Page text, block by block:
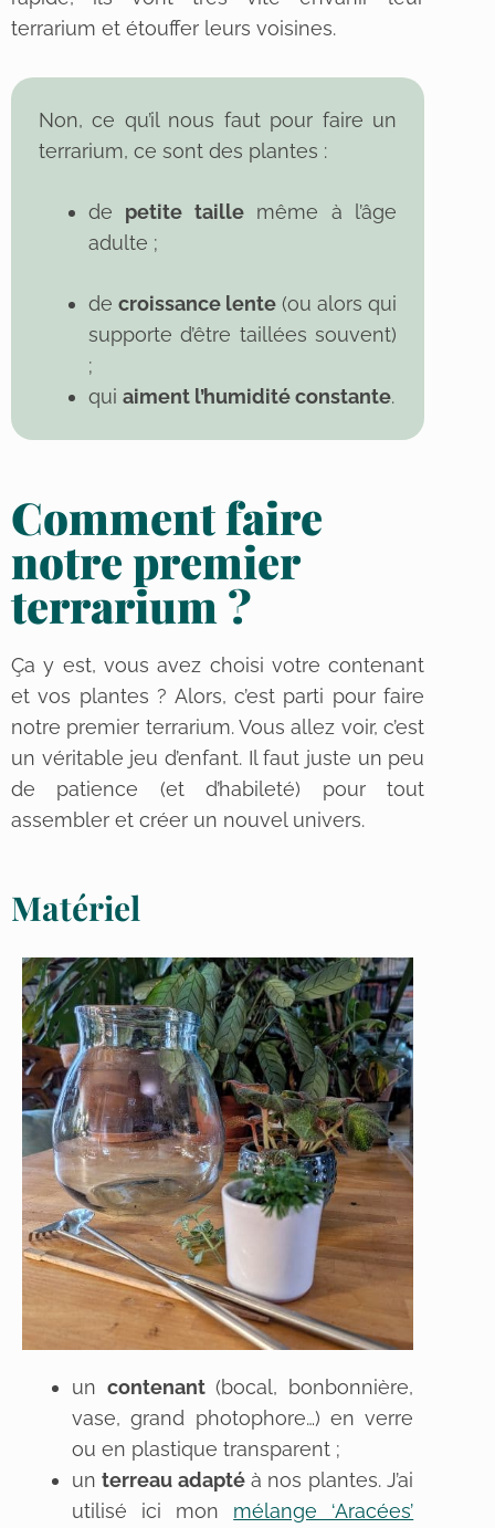
terrarium et étouffer leurs voisines.
Non, ce qu’il nous faut pour faire un
terrarium, ce sont des plantes :
de petite taillemême à l’âge
adulte ;
decroissance lente (ou alors qui
supporte d’être taillées souvent)
;
qui aiment l’humidité constante.
Comment faire
notre premier
terrarium ?
Ça y est, vous avez choisi votre contenant
et vos plantes ? Alors, c’est parti pour faire
notre premier terrarium. Vous allez voir, c’est
un véritable jeu d’enfant. Il faut juste un peu
de patience (et d’habileté) pour tout
assembler et créer un nouvel univers.
Matériel
un contenant(bocal, bonbonnière,
vase, grand photophore…) en verre
ou en plastique transparent ;
unterreau adaptéà nos plantes. J’ai
utilisé ici mon mélange ‘Aracées’